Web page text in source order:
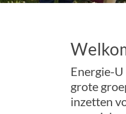
Energie-U
grote
inzetten